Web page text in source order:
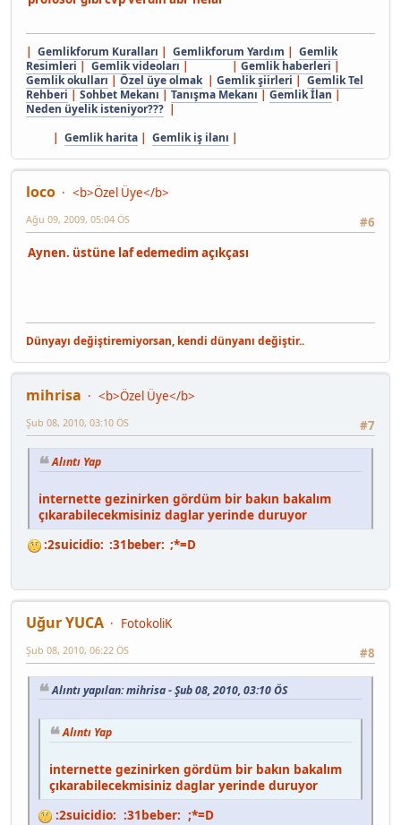
| Gemlikforum Kuralları | Gemlikforum Yardım | Gemlik
Resimleri | Gemlik videoları | | Gemlik haberleri |
Gemlik okulları | Özel üye olmak| Gemlik şiirleri | Gemlik Tel
Rehberi | Sohbet Mekanı | Tanışma Mekanı | Gemlik İlan |
Neden üyelik isteniyor??? |
| Gemlik harita | Gemlik iş ilanı |
loco
<b>Özel Üye</b>
#6
Ağu 09, 2009, 05:04 ÖS
Aynen. üstüne laf edemedim açıkçası
Dünyayı değiştiremiyorsan, kendi dünyanı değiştir..
mihrisa
<b>Özel Üye</b>
#7
Şub 08, 2010, 03:10 ÖS
Alıntı Yap
internette gezinirken gördüm bir bakın bakalım
çıkarabilecekmisiniz daglar yerinde duruyor
:2suicidio: :31beber: ;*=D
Uğur YUCA
FotokoliK
#8
Şub 08, 2010, 06:22 ÖS
Alıntı yapılan: mihrisa - Şub 08, 2010, 03:10 ÖS
Alıntı Yap
internette gezinirken gördüm bir bakın bakalım
çıkarabilecekmisiniz daglar yerinde duruyor
:2suicidio: :31beber: ;*=D